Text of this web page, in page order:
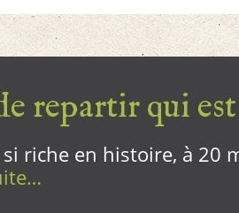
repartir qui
riche en histoire, à 20